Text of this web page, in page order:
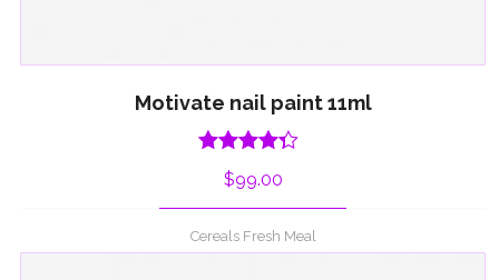
Motivate nail paint 11ml
Rated
4.00out
of 5
$99.00
Cereals Fresh Meal